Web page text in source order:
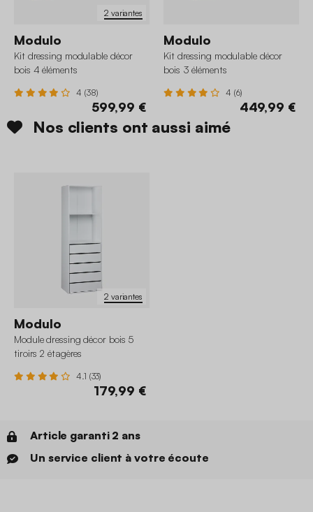
2 variantes
Modulo
Kit dressing modulable décor
bois 4 éléments
4 (38)
599,99 €
Modulo
Kit dressing modulable décor
bois 3 éléments
4 (6)
449,99 €
Nos clients ont aussi aimé
2 variantes
Modulo
Module dressing décor bois 5
tiroirs 2 étagères
4.1 (33)
179,99 €
Article garanti 2 ans
Un service client à votre écoute